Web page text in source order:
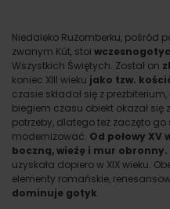
Niedaleko Rużomberku, pośród
zwanym Kút, stoi
Wszystkich Świętych. Został on
koniec XIII wieku jako tzw.
czasie składał się z
biegiem czasu obiekt okazał się
potrzeby, dlatego też zaczęto
modernizować. Od połowy
boczną, wieżę i mur obronny.
uzyskała dopiero w XIX wieku.
elementy romańskie,
dominuje gotyk.